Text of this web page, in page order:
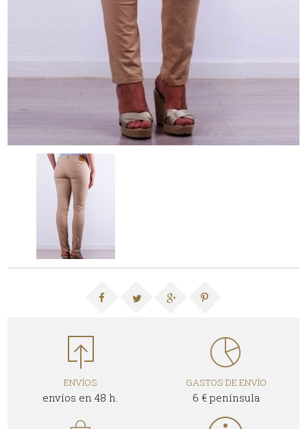
ENVÍOS
envíos en 48 h.
GASTOS DE ENVÍO
6 € península